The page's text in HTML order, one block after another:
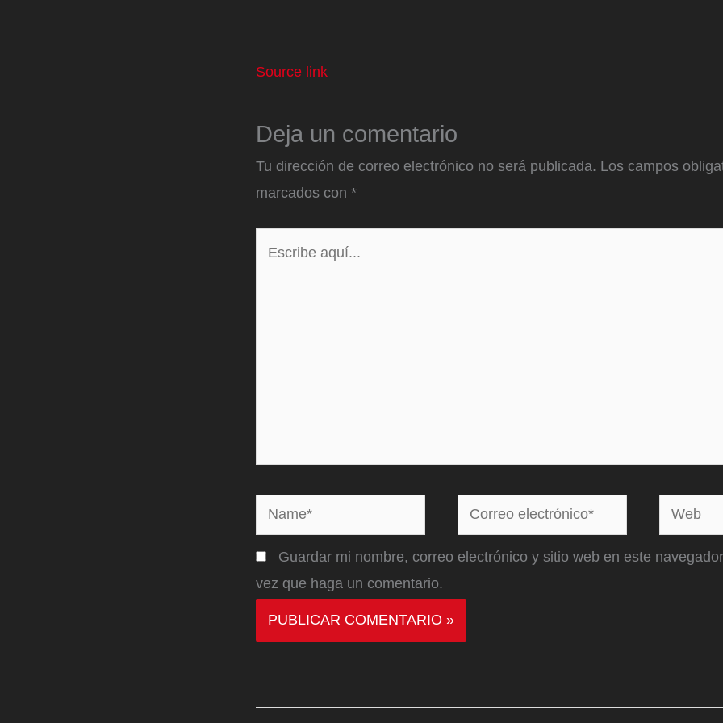
Source link
Deja un comentario
Tu dirección de correo electrónico no será publicada. Los campos
marcados con *
Name*
Correo
electrónico*
Web
Guardar mi nombre, correo electrónico y sitio web en este
vez que haga un comentario.